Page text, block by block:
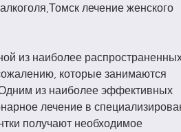
лечение женского
из наиболее
которые занимаются
из наиболее эффективных
лечение в
получают необходимое